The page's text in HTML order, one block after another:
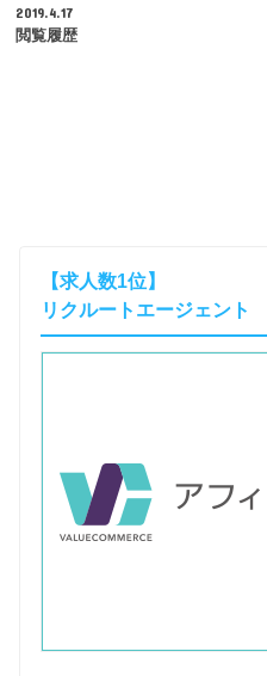
2019.4.17
閲覧履歴
【求人数1位】
リクルートエージェント